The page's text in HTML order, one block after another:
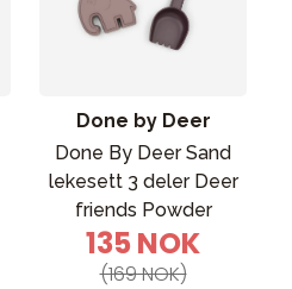
Done by Deer
Done By Deer Sand
lekesett 3 deler Deer
friends Powder
135 NOK
(169 NOK)